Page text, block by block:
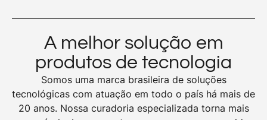
A melhor solução em
produtos de tecnologia
Somos uma marca brasileira de soluções
tecnológicas com atuação em todo o país há mais de
20 anos. Nossa curadoria especializada torna mais